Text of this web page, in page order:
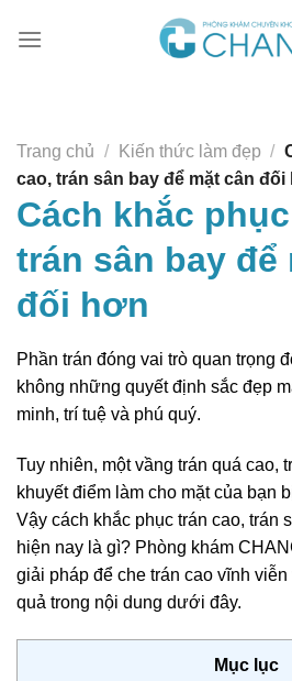
đến
Trang chủ / Kiến thức làm đẹp /
cao, trán sân bay để mặt cân đối
Cách khắc
trán sân bay để
đối hơn
Phần trán đóng vai trò quan trọng
không những quyết định sắc đẹp
minh, trí tuệ và phú quý.
Tuy nhiên, một vầng trán quá cao,
khuyết điểm làm cho mặt của bạn
Vậy cách khắc phục trán cao, trán
hiện nay là gì? Phòng khám
giải pháp để che trán cao vĩnh
quả trong nội dung dưới đây.
Mục lục